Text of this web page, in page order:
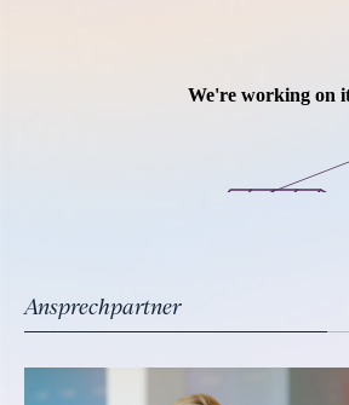
Ansprechpartner